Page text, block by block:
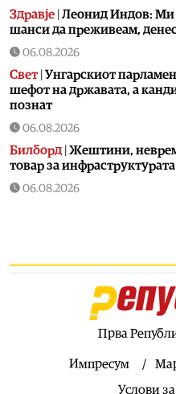
Здравје Леонид Индов: Ми
шанси да преживеам,
06.08.2026
Свет| Унгарскиот
шефот на државата, а
познат
06.08.2026
Билборд Жештини,
товар за инфраструктурата
06.08.2026
Астро|Бившиот се враќа
и носи целосен немир
Лазаров: Имињата
06.08.2026
Прва
Импресум
Услови